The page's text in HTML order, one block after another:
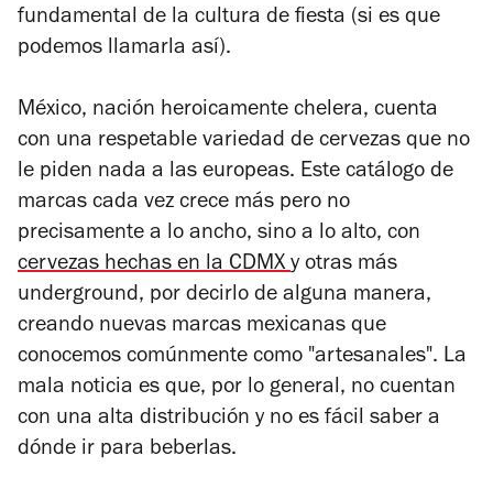
fundamental de la cultura de fiesta (si es que
podemos llamarla así).
México, nación heroicamente chelera, cuenta
con una respetable variedad de cervezas que no
le piden nada a las europeas. Este catálogo de
marcas cada vez crece más pero no
precisamente a lo ancho, sino a lo alto, con
cervezas hechas en la CDMXy otras más
underground, por decirlo de alguna manera,
creando nuevas marcas mexicanas que
conocemos comúnmente como "artesanales". La
mala noticia es que, por lo general, no cuentan
con una alta distribución y no es fácil saber a
dónde ir para beberlas.